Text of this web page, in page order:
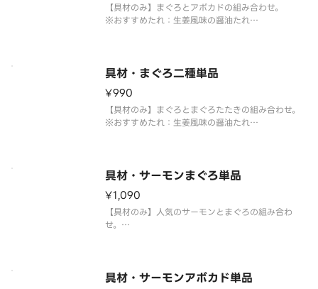
【具材のみ】まぐろとアボカドの組み合わせ。
※おすすめたれ：生姜風味の醤油たれ
具材・まぐろ二種単品
¥990
【具材のみ】まぐろとまぐろたたきの組み合わせ。
※おすすめたれ：生姜風味の醤油たれ
具材・サーモンまぐろ単品
¥1,090
【具材のみ】人気のサーモンとまぐろの組み合わ
せ。
具材・サーモンアボカド単品